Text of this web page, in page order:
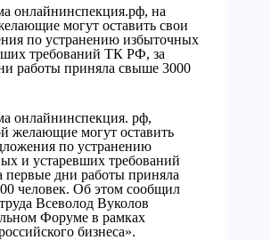
онлайнинспекция.рф, на
могут оставить свои
по устранению избыточных
требований ТК РФ, за
работы приняла свыше 3000
онлайнинспекция. рф,
желающие могут оставить
по устранению
и устаревших требований
дни работы приняла
человек. Об этом сообщил
Всеволод Вуколов
Форуме в рамках
бизнеса».